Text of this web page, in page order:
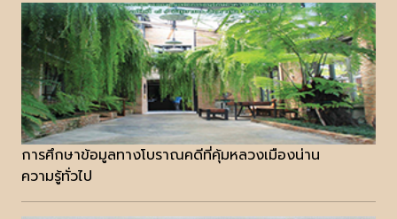
การศึกษาข้อมูลทางโบราณคดีที่คุ้มหลวงเมืองน่าน
ความรู้ทั่วไป